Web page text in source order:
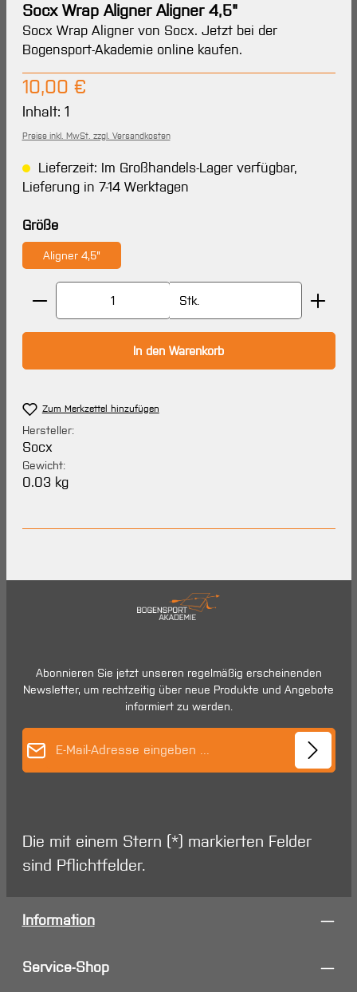
Socx Wrap Aligner Aligner 4,5"
Socx Wrap Aligner von Socx. Jetzt bei der
Bogensport-Akademie online kaufen.
Regulärer Preis:
10,00 €
Inhalt: 1
Preise inkl. MwSt. zzgl. Versandkosten
Lieferzeit: Im Großhandels-Lager verfügbar,
Lieferung in 7-14 Werktagen
Größeauswählen
Aligner 4,5"
Produkt Anzahl: Gib den gewünschten Wert ein
Stk.
In den Warenkorb
Zum Merkzettel hinzufügen
Hersteller:
Socx
Gewicht:
0.03 kg
Abonnieren Sie jetzt unseren regelmäßig erscheinenden
Newsletter, um rechtzeitig über neue Produkte und Angebote
informiert zu werden.
Die mit einem Stern (*) markierten Felder
sind Pflichtfelder.
Information
Service-Shop